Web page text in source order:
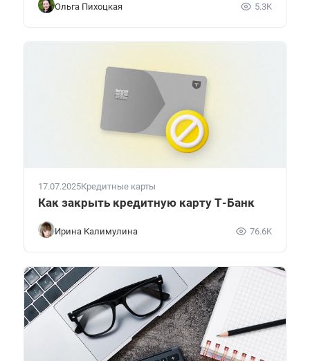
Ольга Пихоцкая 5.3K
17.07.2025Кредитные карты
Как закрыть кредитную карту Т-Банк
Ирина Калимулина 76.6K